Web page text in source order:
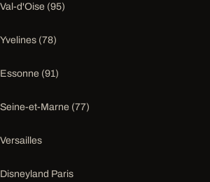
Val-d'Oise (95)
Yvelines (78)
Essonne (91)
Seine-et-Marne (77)
Versailles
Disneyland Paris